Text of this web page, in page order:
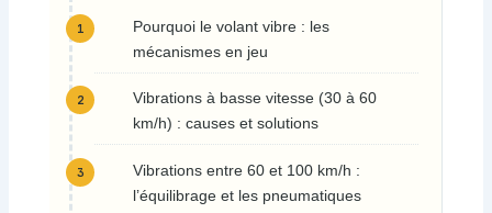
Pourquoi le volant vibre : les
mécanismes en jeu
Vibrations à basse vitesse (30 à 60
km/h) : causes et solutions
Vibrations entre 60 et 100 km/h :
l’équilibrage et les pneumatiques